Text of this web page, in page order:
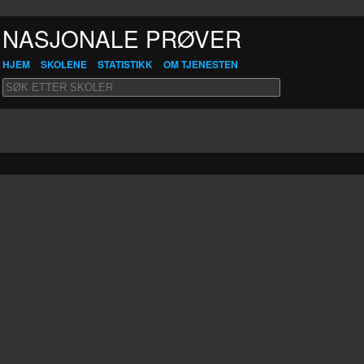
NASJONALE PRØVER
HJEM SKOLENE STATISTIKK OM TJENESTEN